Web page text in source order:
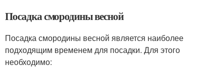
Посадка смородины весной
Посадка смородины весной является наиболее
подходящим временем для посадки. Для этого
необходимо: